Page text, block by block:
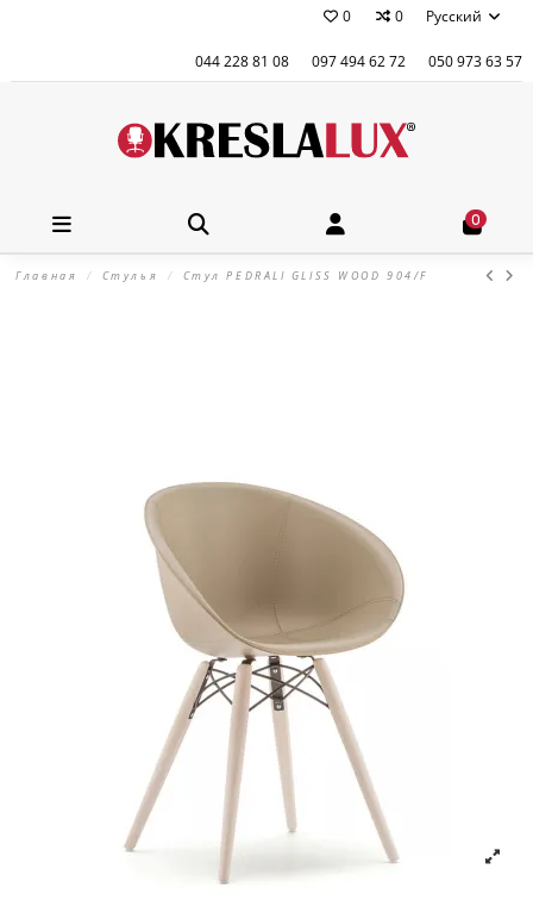
0 0 Русский
044 228 81 08 097 494 62 72 050 973 63 57
0
Главная Стулья Стул PEDRALI GLISS WOOD 904/F